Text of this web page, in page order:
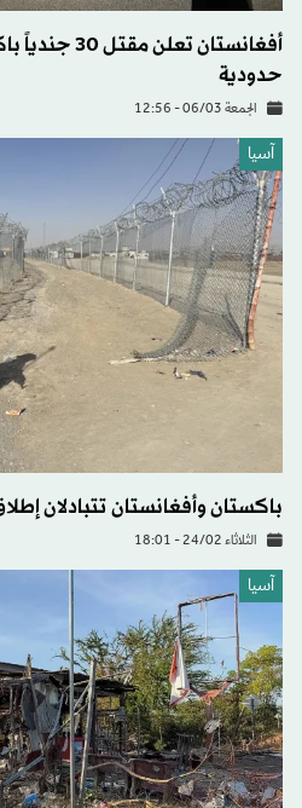
أفغانستان
حدودية
الجمعة 06/03 - 12:56
آسيا
باكستان وأفغانستان تتبادلان
الثلاثاء 24/02 - 18:01
آسيا